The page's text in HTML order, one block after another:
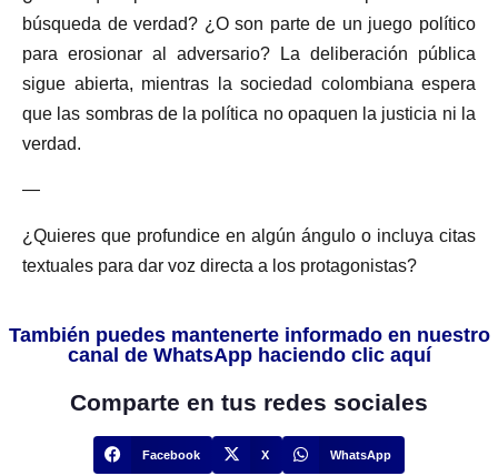
búsqueda de verdad? ¿O son parte de un juego político
para erosionar al adversario? La deliberación pública
sigue abierta, mientras la sociedad colombiana espera
que las sombras de la política no opaquen la justicia ni la
verdad.
—
¿Quieres que profundice en algún ángulo o incluya citas
textuales para dar voz directa a los protagonistas?
También puedes mantenerte informado en nuestro
canal de WhatsApp haciendo clic aquí
Comparte en tus redes sociales
Facebook X WhatsApp